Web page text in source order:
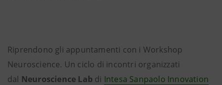
Riprendono gli appuntamenti con i Workshop
Neuroscience. Un ciclo di incontri organizzati
dal Neuroscience Lab di Intesa Sanpaolo Innovation